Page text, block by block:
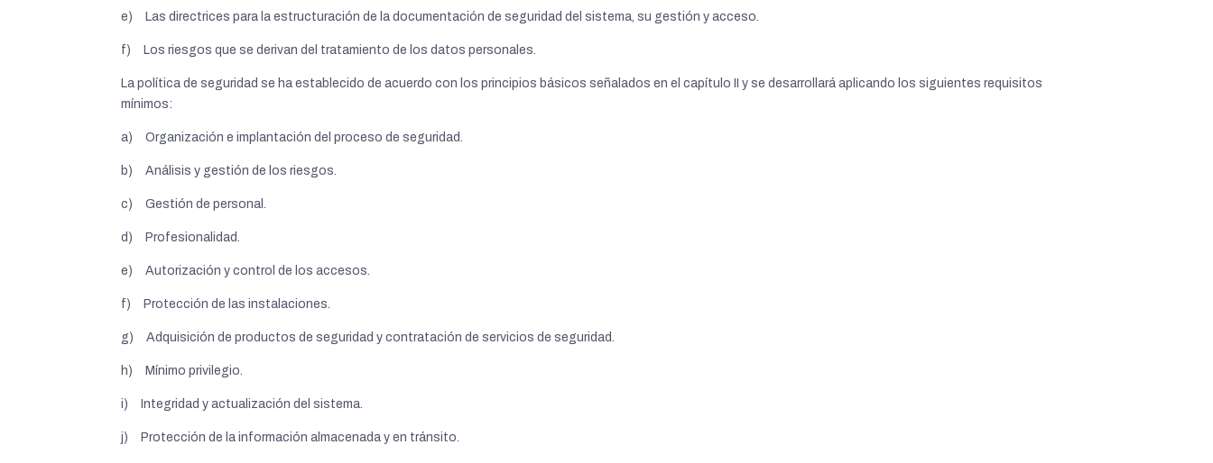
e) Las directrices para la estructuración de la documentación de seguridad del sistema, su gestión y acceso.
f) Los riesgos que se derivan del tratamiento de los datos personales.
La política de seguridad se ha establecido de acuerdo con los principios básicos señalados en el capítulo II y se desarrollará aplicando los siguientes requisitos
mínimos:
a) Organización e implantación del proceso de seguridad.
b) Análisis y gestión de los riesgos.
c) Gestión de personal.
d) Profesionalidad.
e) Autorización y control de los accesos.
f) Protección de las instalaciones.
g) Adquisición de productos de seguridad y contratación de servicios de seguridad.
h) Mínimo privilegio.
i) Integridad y actualización del sistema.
j) Protección de la información almacenada y en tránsito.